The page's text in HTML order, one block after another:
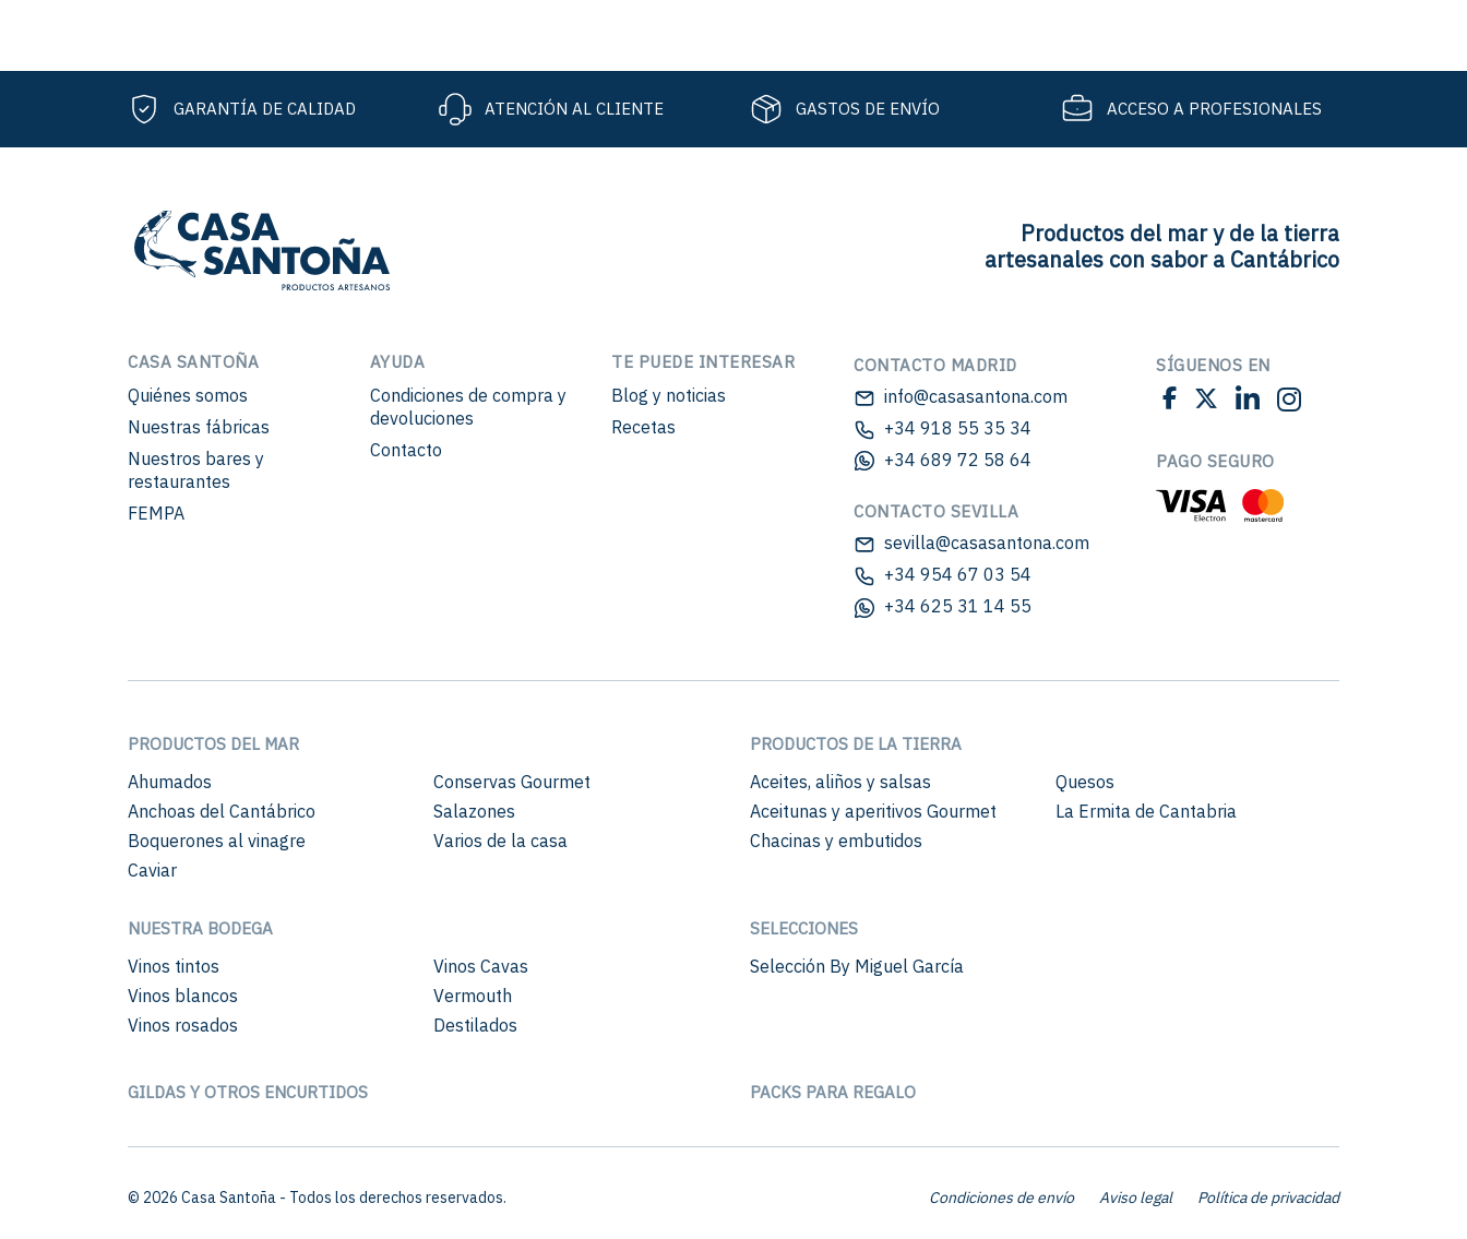
GARANTÍA DE CALIDAD ATENCIÓN AL CLIENTE GASTOS DE ENVÍO ACCESO A PROFESIONALES
Productos del mar y de la tierra
artesanales con sabor a Cantábrico
CASA SANTOÑA
Quiénes somos
Nuestras fábricas
Nuestros bares y
restaurantes
FEMPA
AYUDA
Condiciones de compra y
devoluciones
Contacto
TE PUEDE INTERESAR
Blog y noticias
Recetas
CONTACTO MADRID
info@casasantona.com
+34 918 55 35 34
+34 689 72 58 64
CONTACTO SEVILLA
sevilla@casasantona.com
+34 954 67 03 54
+34 625 31 14 55
SÍGUENOS EN
PAGO SEGURO
PRODUCTOS DEL MAR
Ahumados
Anchoas del Cantábrico
Boquerones al vinagre
Caviar
Conservas Gourmet
Salazones
Varios de la casa
PRODUCTOS DE LA TIERRA
Aceites, aliños y salsas
Aceitunas y aperitivos Gourmet
Chacinas y embutidos
Quesos
La Ermita de Cantabria
NUESTRA BODEGA
Vinos tintos
Vinos blancos
Vinos rosados
Vinos Cavas
Vermouth
Destilados
SELECCIONES
Selección By Miguel García
GILDAS Y OTROS ENCURTIDOS PACKS PARA REGALO
© 2026 Casa Santoña - Todos los derechos reservados. Condiciones de envío Aviso legal Política de privacidad